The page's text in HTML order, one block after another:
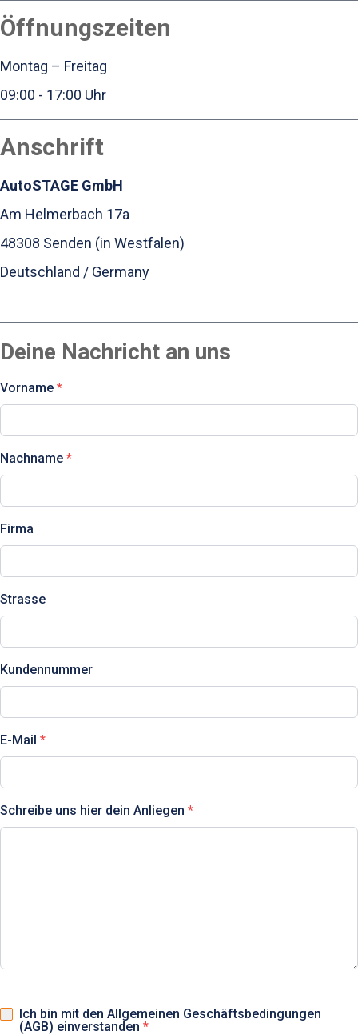
Öffnungszeiten
Montag – Freitag
09:00 - 17:00 Uhr
Anschrift
AutoSTAGE GmbH
Am Helmerbach 17a
48308 Senden (in Westfalen)
Deutschland / Germany
Deine Nachricht an uns
Vorname
Nachname
Firma
Strasse
Kundennummer
E-Mail
Schreibe uns hier dein Anliegen
Ich bin mit den Allgemeinen Geschäftsbedingungen
(AGB) einverstanden